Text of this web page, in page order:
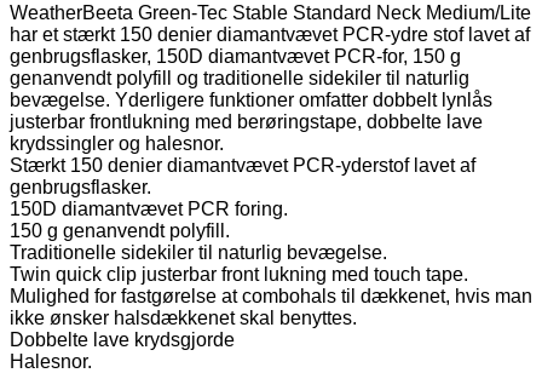
WeatherBeeta Green-Tec Stable Standard Neck Medium/Lite
har et stærkt 150 denier diamantvævet PCR-ydre stof lavet af
genbrugsflasker, 150D diamantvævet PCR-for, 150 g
genanvendt polyfill og traditionelle sidekiler til naturlig
bevægelse. Yderligere funktioner omfatter dobbelt lynlås
justerbar frontlukning med berøringstape, dobbelte lave
krydssingler og halesnor.
Stærkt 150 denier diamantvævet PCR-yderstof lavet af
genbrugsflasker.
150D diamantvævet PCR foring.
150 g genanvendt polyfill.
Traditionelle sidekiler til naturlig bevægelse.
Twin quick clip justerbar front lukning med touch tape.
Mulighed for fastgørelse at combohals til dækkenet, hvis man
ikke ønsker halsdækkenet skal benyttes.
Dobbelte lave krydsgjorde
Halesnor.